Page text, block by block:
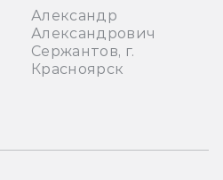
Александр
Александрович
Сержантов, г.
Красноярск